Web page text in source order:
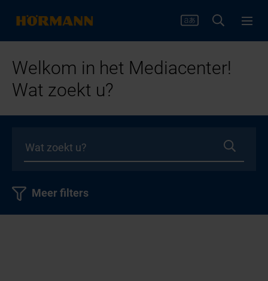
Welkom in het Mediacenter!
Wat zoekt u?
Meer filters